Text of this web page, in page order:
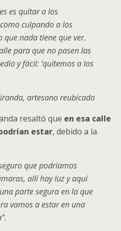
es quitar a los
culpando a los
que nada tiene que ver.
para que no pasen las
y fácil: ‘quitemos a los
artesano reubicado
resaltó que en esa calle
estar, debido a la
que podríamos
allí hay luz y aquí
parte segura en la que
vamos a estar en una